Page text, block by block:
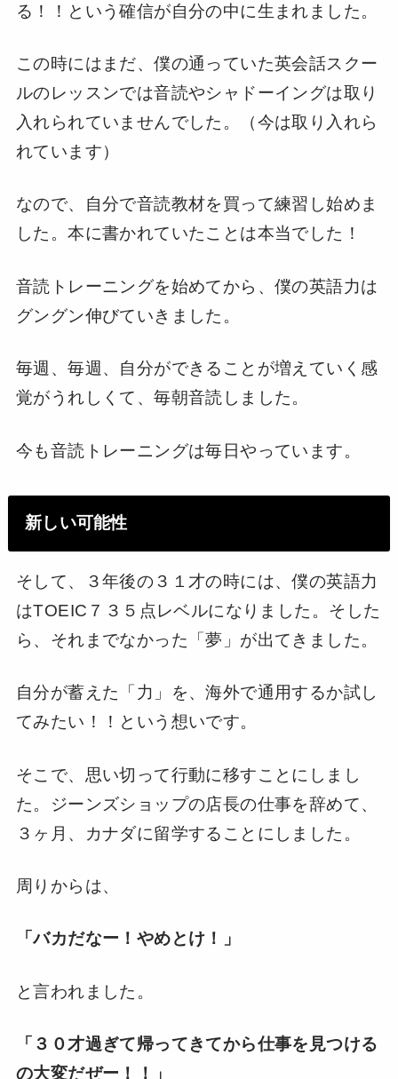
る！！という確信が自分の中に生まれました。
この時にはまだ、僕の通っていた英会話スクー
ルのレッスンでは音読やシャドーイングは取り
入れられていませんでした。（今は取り入れら
れています）
なので、自分で音読教材を買って練習し始めま
した。本に書かれていたことは本当でした！
音読トレーニングを始めてから、僕の英語力は
グングン伸びていきました。
毎週、毎週、自分ができることが増えていく感
覚がうれしくて、毎朝音読しました。
今も音読トレーニングは毎日やっています。
新しい可能性
そして、３年後の３１才の時には、僕の英語力
はTOEIC７３５点レベルになりました。そした
ら、それまでなかった「夢」が出てきました。
自分が蓄えた「力」を、海外で通用するか試し
てみたい！！という想いです。
そこで、思い切って行動に移すことにしまし
た。ジーンズショップの店長の仕事を辞めて、
３ヶ月、カナダに留学することにしました。
周りからは、
「バカだなー！やめとけ！」
と言われました。
「３０才過ぎて帰ってきてから仕事を見つける
の大変だぜー！！」